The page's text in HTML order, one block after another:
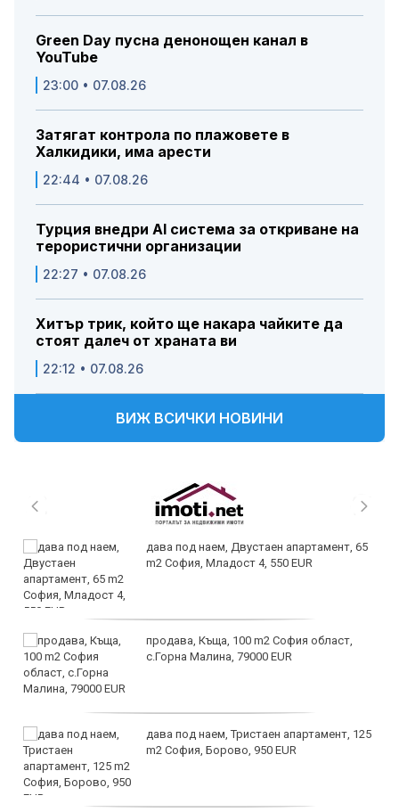
Green Day пусна денонощен канал в
YouTube
23:00 • 07.08.26
Затягат контрола по плажовете в
Халкидики, има арести
22:44 • 07.08.26
Турция внедри AI система за откриване на
терористични организации
22:27 • 07.08.26
Хитър трик, който ще накара чайките да
стоят далеч от храната ви
22:12 • 07.08.26
ВИЖ ВСИЧКИ НОВИНИ
дава под наем, Двустаен апартамент, 65
m2 София, Младост 4, 550 EUR
продава, Къща, 100 m2 София област,
с.Горна Малина, 79000 EUR
дава под наем, Тристаен апартамент, 125
m2 София, Борово, 950 EUR